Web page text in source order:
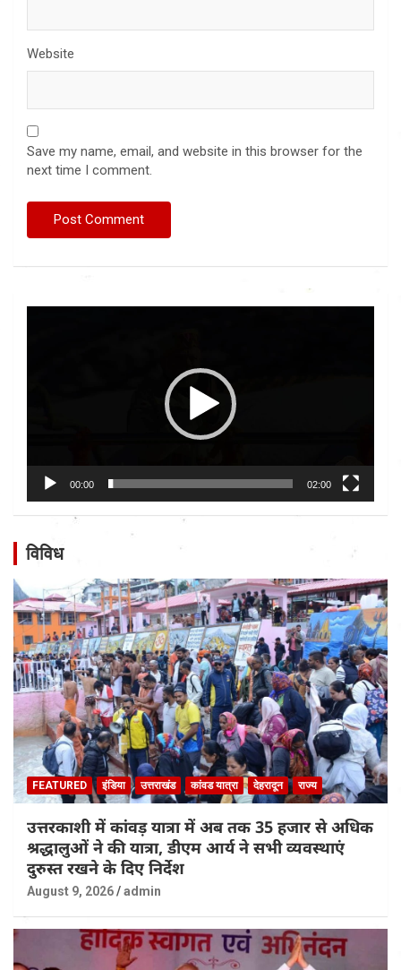
Website
Save my name, email, and website in this browser for the
next time I comment.
00:00 02:00
विविध
FEATURED इंडिया उत्तराखंड कांवड यात्रा देहरादून राज्य
उत्तरकाशी में कांवड़ यात्रा में अब तक 35 हजार से अधिक
श्रद्धालुओं ने की यात्रा, डीएम आर्य ने सभी व्यवस्थाएं
दुरुस्त रखने के दिए निर्देश
August 9, 2026 admin